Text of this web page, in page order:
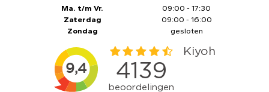
Ma. t/m Vr.
Zaterdag
Zondag
09:00 - 17:30
09:00 - 16:00
gesloten